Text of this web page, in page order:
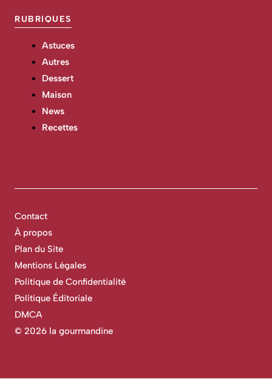
RUBRIQUES
Astuces
Autres
Dessert
Maison
News
Recettes
© 2026 la gourmandine
Contact
À propos
Plan du Site
Mentions Légales
Politique de Confidentialité
Politique Éditoriale
DMCA